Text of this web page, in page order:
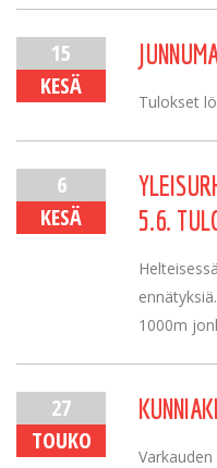
15
KESÄ
Tulokset
6
KESÄ
5.6.
1000m
27
TOUKO